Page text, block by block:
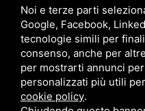
Noi e terze parti
Google, Facebook,
tecnologie simili per
consenso, anche per
per mostrarti annunci
personalizzati più utili
cookie policy.
Contattaci
Via Quinto Bucci, 205,
+39 0543 31536
+39 320 6635083
info@amiciziaeamore.it